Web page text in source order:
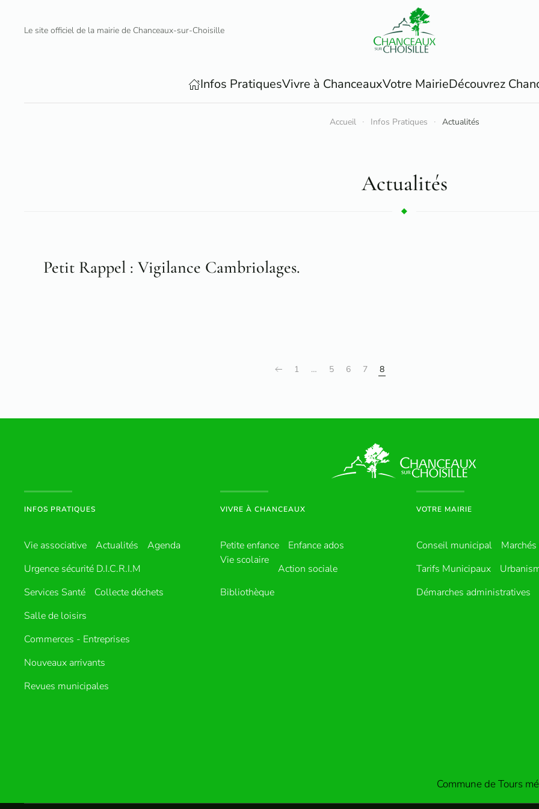
Accéder au contenu principal
Le site officiel de la mairie de Chanceaux-sur-Choisille
Infos PratiquesVivre à ChanceauxVotre MairieDécouvrez
Accueil Infos Pratiques Actualités
Actualités
Petit Rappel : Vigilance Cambriolages.
1 … 5 6 7 8
INFOS PRATIQUES
Vie associative Actualités
Agenda
Urgence sécurité D.I.C.R.I.M
Services Santé
Collecte déchets
Salle de loisirs
Commerces - Entreprises
Nouveaux arrivants
Revues municipales
VIVRE À CHANCEAUX
Petite enfance
Enfance ados
Vie scolaire
Action sociale
Bibliothèque
VOTRE MAIRIE
Conseil municipal
Tarifs Municipaux
Démarches administratives
Commune de Tours